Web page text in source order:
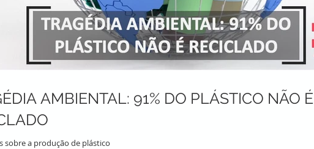
AMBIENTAL: 91% DO PLÁSTICO NÃO É
Estatísticas sobre a produção de plástico